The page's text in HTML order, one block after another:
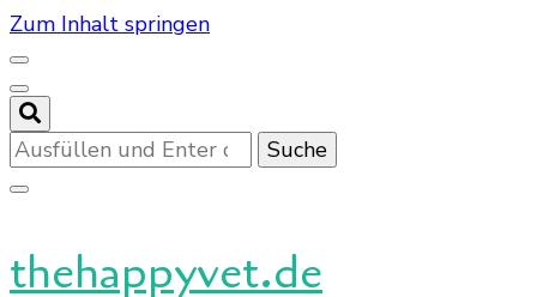
Zum Inhalt springen
Suchst
du
nach
thehappyvet.de